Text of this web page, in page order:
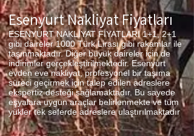
Esenyurt Nakliyat Fiyatları
ESENYURT NAKLİYAT FİYATLARI 1+1, 2+1
gibi daireler 1000 Türk Lirası gibi rakamlar ile
taşınmaktadır. Diğer büyük daireler için de
indirimler gerçekleştirilmektedir. Esenyurt
evden eve nakliyat, profesyonel bir taşıma
süreci geçirmek için talep edilen adreslere
ekspertiz desteği sağlamaktadır. Bu sayede
eşyalara uygun araçlar belirlenmekte ve tüm
yükler tek seferde adreslere ulaştırılmaktadır